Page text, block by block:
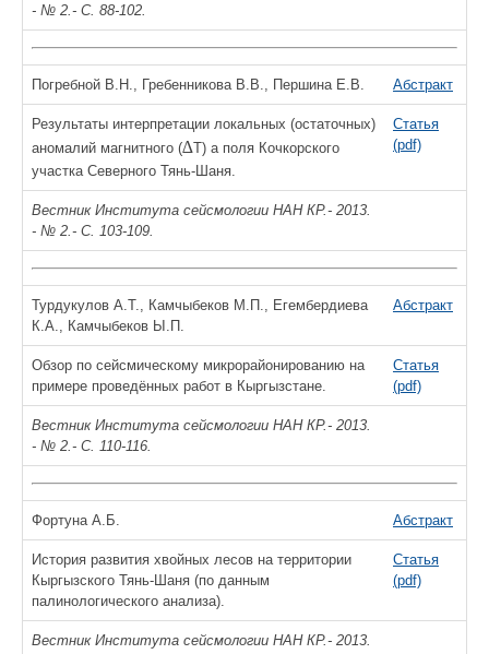
- № 2.- С. 88-102.
Погребной В.Н., Гребенникова В.В., Першина Е.В. Абстракт
Результаты интерпретации локальных (остаточных)
аномалий магнитного (∆Т) а поля Кочкорского
участка Северного Тянь-Шаня.
Статья
(pdf)
Вестник Института сейсмологии НАН КР.- 2013.
- № 2.- С. 103-109.
Турдукулов А.Т., Камчыбеков М.П., Егембердиева
К.А., Камчыбеков Ы.П.
Абстракт
Обзор по сейсмическому микрорайонированию на
примере проведённых работ в Кыргызстане.
Статья
(pdf)
Вестник Института сейсмологии НАН КР.- 2013.
- № 2.- С. 110-116.
Фортуна А.Б. Абстракт
История развития хвойных лесов на территории
Кыргызского Тянь-Шаня (по данным
палинологического анализа).
Статья
(pdf)
Вестник Института сейсмологии НАН КР.- 2013.